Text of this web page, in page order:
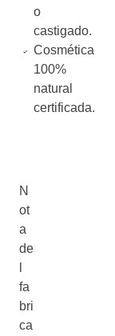
o
castigado.
Cosmética
100%
natural
certificada.
N
ot
a
de
fa
bri
ca